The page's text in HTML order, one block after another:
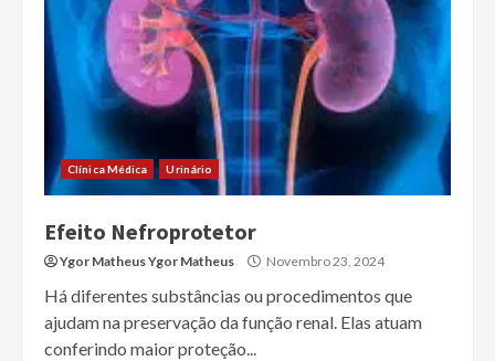
Clínica Médica Urinário
Efeito Nefroprotetor
Ygor Matheus Ygor Matheus Novembro 23, 2024
Há diferentes substâncias ou procedimentos que
ajudam na preservação da função renal. Elas atuam
conferindo maior proteção...